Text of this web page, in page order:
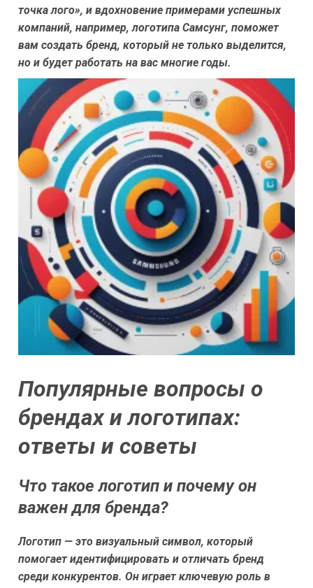
точка лого», и вдохновение примерами успешных
компаний, например, логотипа Самсунг, поможет
вам создать бренд, который не только выделится,
но и будет работать на вас многие годы.
Популярные вопросы о
брендах и логотипах:
ответы и советы
Что такое логотип и почему он
важен для бренда?
Логотип — это визуальный символ, который
помогает идентифицировать и отличать бренд
среди конкурентов. Он играет ключевую роль в